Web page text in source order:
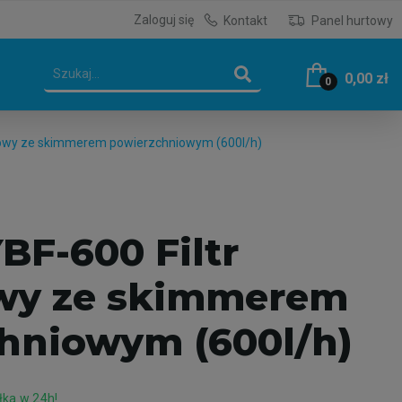
Zaloguj się Kontakt Panel hurtowy
0 0,00 zł
ze skimmerem powierzchniowym (600l/h)
600 Filtr
ze skimmerem
(600l/h)
w 24h!